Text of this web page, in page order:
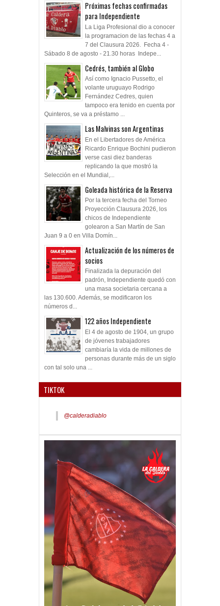
Próximas fechas confirmadas
para Independiente
La Liga Profesional dio a conocer
la programacion de las fechas 4 a
7 del Clausura 2026. Fecha 4 -
Sábado 8 de agosto - 21.30 horas Indepe...
Cedrés, también al Globo
Así como Ignacio Pussetto, el
volante uruguayo Rodrigo
Fernández Cedres, quien
tampoco era tenido en cuenta por
Quinteros, se va a préstamo ...
Las Malvinas son Argentinas
En el Libertadores de América
Ricardo Enrique Bochini pudieron
verse casi diez banderas
replicando la que mostró la
Selección en el Mundial,...
Goleada histórica de la Reserva
Por la tercera fecha del Torneo
Proyección Clausura 2026, los
chicos de Independiente
golearon a San Martín de San
Juan 9 a 0 en Villa Domín...
Actualización de los números de
socios
Finalizada la depuración del
padrón, Independiente quedó con
una masa societaria cercana a
las 130.600. Además, se modificaron los
números d...
122 años Independiente
El 4 de agosto de 1904, un grupo
de jóvenes trabajadores
cambiaría la vida de millones de
personas durante más de un siglo
con tal solo una ...
TIKTOK
@calderadiablo